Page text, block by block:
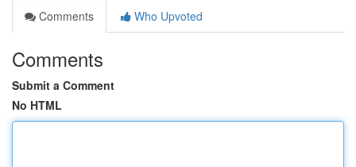
Comments
Who Upvoted
Comments
Submit a Comment
No HTML